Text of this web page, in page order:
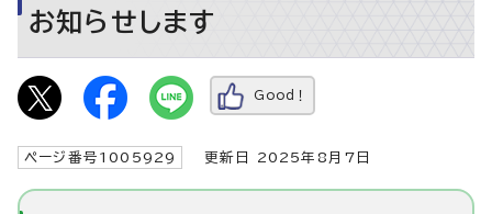
お知らせします
Good！
ページ番号1005929 更新日 2025年8月7日